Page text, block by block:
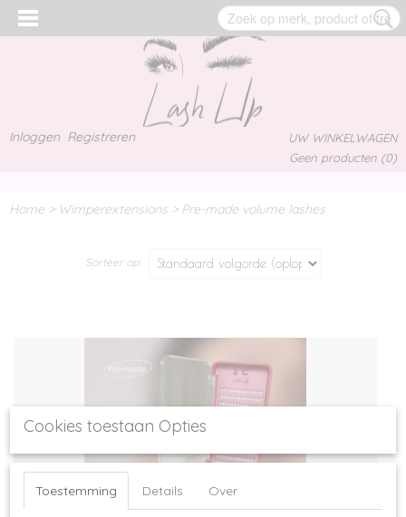
Inloggen Registreren
UW WINKELWAGEN
Geen producten (0)
Home > Wimperextensions > Pre-made volume lashes
Sorteer op:
Cookies toestaan Opties
Toestemming Details Over